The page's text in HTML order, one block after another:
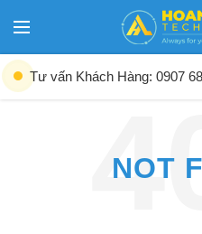
Tư vấn Khách Hàng: 0907
NOT